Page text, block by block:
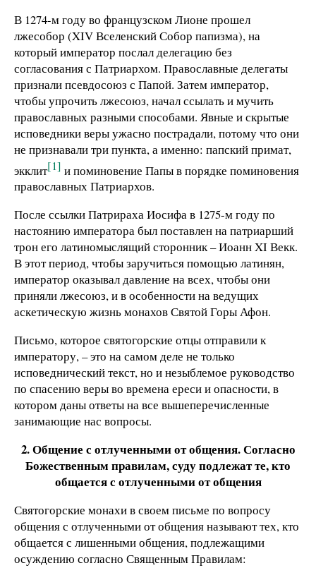
В 1274-м году во французском Лионе прошел
лжесобор (XIV Вселенский Собор папизма), на
который император послал делегацию без
согласования с Патриархом. Православные делегаты
признали псевдосоюз с Папой. Затем император,
чтобы упрочить лжесоюз, начал ссылать и мучить
православных разными способами. Явные и скрытые
исповедники веры ужасно пострадали, потому что они
не признавали три пункта, а именно: папский примат,
экклит[1] и поминовение Папы в порядке поминовения
православных Патриархов.
После ссылки Патрираха Иосифа в 1275-м году по
настоянию императора был поставлен на патриарший
трон его латиномыслящий сторонник – Иоанн XI Векк.
В этот период, чтобы заручиться помощью латинян,
император оказывал давление на всех, чтобы они
приняли лжесоюз, и в особенности на ведущих
аскетическую жизнь монахов Святой Горы Афон.
Письмо, которое святогорские отцы отправили к
императору, – это на самом деле не только
исповеднический текст, но и незыблемое руководство
по спасению веры во времена ереси и опасности, в
котором даны ответы на все вышеперечисленные
занимающие нас вопросы.
2. Общение с отлученными от общения. Согласно
Божественным правилам, суду подлежат те, кто
общается с отлученными от общения
Святогорские монахи в своем письме по вопросу
общения с отлученными от общения называют тех, кто
общается с лишенными общения, подлежащими
осуждению согласно Священным Правилам: